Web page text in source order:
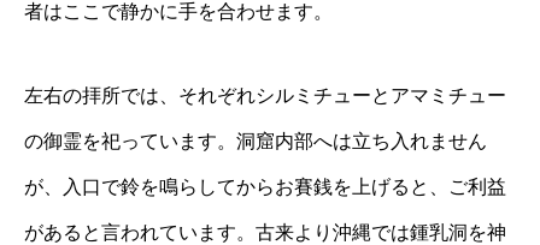
者はここで静かに手を合わせます。
左右の拝所では、それぞれシルミチューとアマミチュー
の御霊を祀っています。洞窟内部へは立ち入れません
が、入口で鈴を鳴らしてからお賽銭を上げると、ご利益
があると言われています。古来より沖縄では鍾乳洞を神